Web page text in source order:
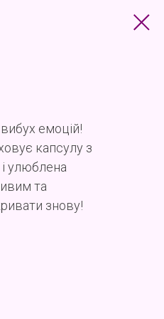
емоцій!
капсулу з
улюблена
та
знову!